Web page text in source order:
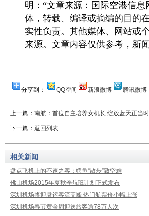
明：“文章来源：国际空港信
体，转载、编译或摘编的目的
实性负责。其他媒体、网站或
来源。文章内容仅供参考，新
分享到： QQ空间 新浪微博 腾讯微博
上一篇： 南航：首位自主培养女机长 绽放蓝天正当时
下一篇： 返回列表
相关新闻
盘点飞机上的不速之客：鳄鱼“散步”致空难
佛山机场2015年夏秋季航班计划正式发布
深圳机场将迎暑运客流高峰 热门航票价小幅上涨
深圳机场春节黄金周迎送旅客逾78万人次